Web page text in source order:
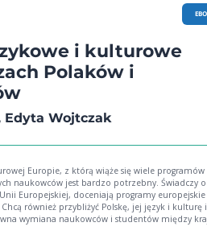
i kulturowe
Polaków i
Edyta Wojtczak
Europie, z którą wiąże się wiele programów
naukowców jest bardzo potrzebny. Świadczy
Europejskiej, doceniają programy
również przybliżyć Polskę, jej język i kulturę
wymiana naukowców i studentów między